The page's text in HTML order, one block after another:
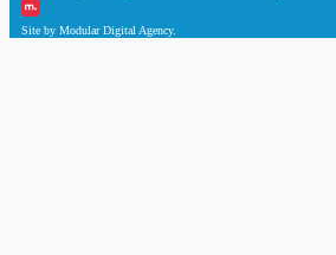
Site by Modular Digital Agency.